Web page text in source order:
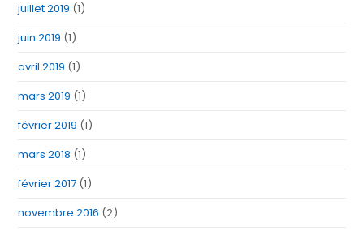
juillet 2019 (1)
juin 2019 (1)
avril 2019 (1)
mars 2019 (1)
février 2019 (1)
mars 2018 (1)
février 2017 (1)
novembre 2016 (2)